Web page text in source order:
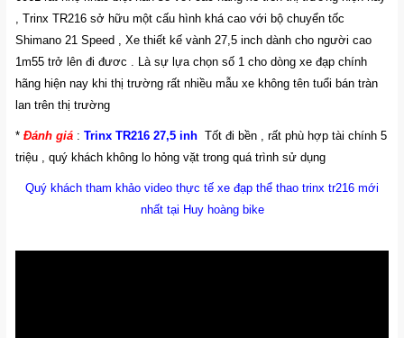
, Trinx TR216 sở hữu một cấu hình khá cao với bộ chuyển tốc
Shimano 21 Speed , Xe thiết kế vành 27,5 inch dành cho người cao
1m55 trở lên đi đươc . Là sự lựa chọn số 1 cho dòng xe đạp chính
hãng hiện nay khi thị trường rất nhiều mẫu xe không tên tuổi bán tràn
lan trên thị trường
* Đánh giá : Trinx TR216 27,5 inh Tốt đi bền , rất phù hợp tài chính 5
triệu , quý khách không lo hỏng vặt trong quá trình sử dụng
Quý khách tham khảo video thực tế xe đạp thể thao trinx tr216 mới
nhất tại Huy hoàng bike